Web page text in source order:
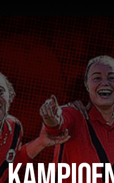
Home
AFC 1
Teams
Jeugd